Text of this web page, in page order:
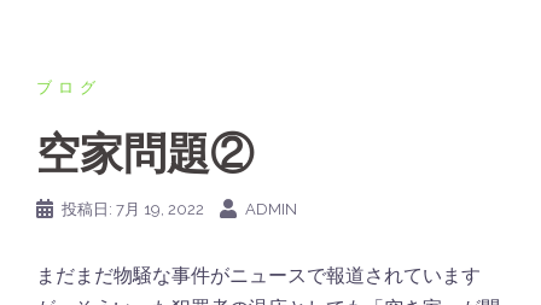
ブログ
空家問題②
投稿日: 7月 19, 2022 ADMIN
まだまだ物騒な事件がニュースで報道されています